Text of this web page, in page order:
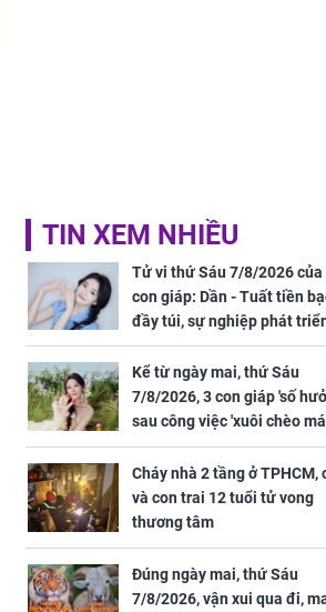
TIN XEM NHIỀU
Tử vi thứ Sáu 7/8/2026 của
con giáp: Dần - Tuất tiền
đầy túi, sự nghiệp phát
hưng thịnh, Mão - Thân tài
ảm đạm, mọi sự khó thành
mỹ mãn
Kể từ ngày mai, thứ Sáu
7/8/2026, 3 con giáp 'số
sau công việc 'xuôi chèo
mái', tiền tài 'thu về như
tình duyên viên mãn
Cháy nhà 2 tầng ở TPHCM,
và con trai 12 tuổi tử vong
thương tâm
Đúng ngày mai, thứ Sáu
7/8/2026, vận xui qua đi,